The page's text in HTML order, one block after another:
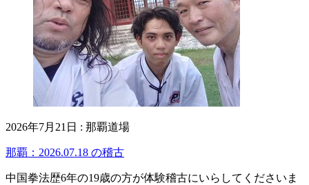
2026年7月21日 : 那覇道場
那覇：2026.07.18 の稽古
中国拳法歴6年の19歳の方が体験稽古にいらしてくださいま